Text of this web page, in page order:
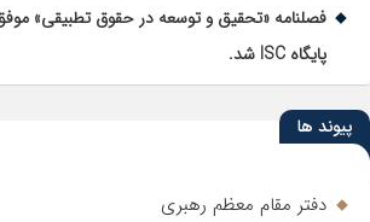
پایگاه ISC شد.
پیوند ها
دفتر مقام معظم رهبری